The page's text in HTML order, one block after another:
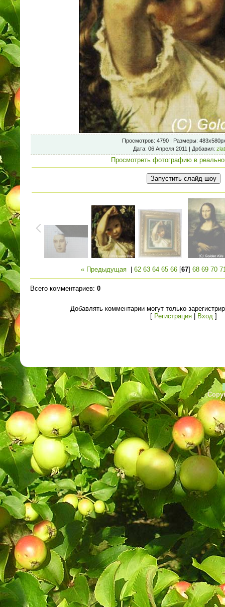
Просмотров: 4790 | Размеры:
Дата: 06 Апреля 2011 | Добавил:
Просмотреть фотографию в
« Предыдущая 62 63 64 65 66 [67] 68 69 70
Всего комментариев: 0
Добавлять комментарии могут только
[ Регистрация| Вход ]